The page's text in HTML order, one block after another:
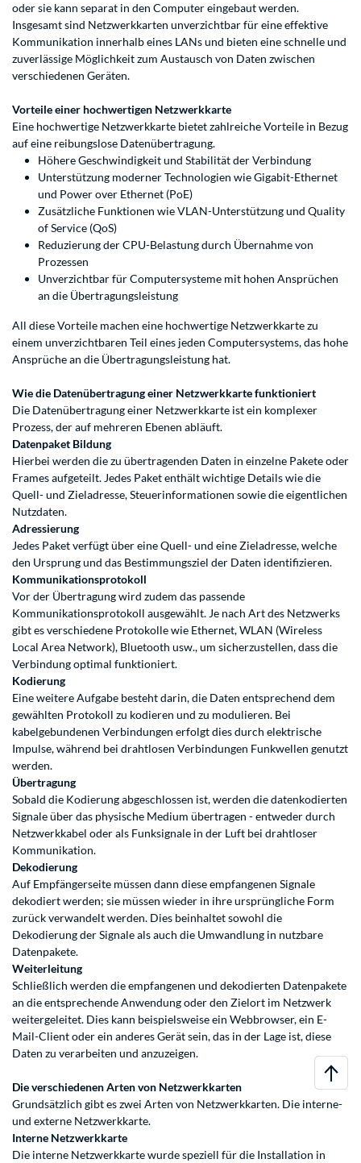
oder sie kann separat in den Computer eingebaut werden.
Insgesamt sind Netzwerkkarten unverzichtbar für eine effektive
Kommunikation innerhalb eines LANs und bieten eine schnelle und
zuverlässige Möglichkeit zum Austausch von Daten zwischen
verschiedenen Geräten.
Vorteile einer hochwertigen Netzwerkkarte
Eine hochwertige Netzwerkkarte bietet zahlreiche Vorteile in Bezug
auf eine reibungslose Datenübertragung.
Höhere Geschwindigkeit und Stabilität der Verbindung
Unterstützung moderner Technologien wie Gigabit-Ethernet
und Power over Ethernet (PoE)
Zusätzliche Funktionen wie VLAN-Unterstützung und Quality
of Service (QoS)
Reduzierung der CPU-Belastung durch Übernahme von
Prozessen
Unverzichtbar für Computersysteme mit hohen Ansprüchen
an die Übertragungsleistung
All diese Vorteile machen eine hochwertige Netzwerkkarte zu
einem unverzichtbaren Teil eines jeden Computersystems, das hohe
Ansprüche an die Übertragungsleistung hat.
Wie die Datenübertragung einer Netzwerkkarte funktioniert
Die Datenübertragung einer Netzwerkkarte ist ein komplexer
Prozess, der auf mehreren Ebenen abläuft.
Datenpaket Bildung
Hierbei werden die zu übertragenden Daten in einzelne Pakete oder
Frames aufgeteilt. Jedes Paket enthält wichtige Details wie die
Quell- und Zieladresse, Steuerinformationen sowie die eigentlichen
Nutzdaten.
Adressierung
Jedes Paket verfügt über eine Quell- und eine Zieladresse, welche
den Ursprung und das Bestimmungsziel der Daten identifizieren.
Kommunikationsprotokoll
Vor der Übertragung wird zudem das passende
Kommunikationsprotokoll ausgewählt. Je nach Art des Netzwerks
gibt es verschiedene Protokolle wie Ethernet, WLAN (Wireless
Local Area Network), Bluetooth usw., um sicherzustellen, dass die
Verbindung optimal funktioniert.
Kodierung
Eine weitere Aufgabe besteht darin, die Daten entsprechend dem
gewählten Protokoll zu kodieren und zu modulieren. Bei
kabelgebundenen Verbindungen erfolgt dies durch elektrische
Impulse, während bei drahtlosen Verbindungen Funkwellen genutzt
werden.
Übertragung
Sobald die Kodierung abgeschlossen ist, werden die datenkodierten
Signale über das physische Medium übertragen - entweder durch
Netzwerkkabel oder als Funksignale in der Luft bei drahtloser
Kommunikation.
Dekodierung
Auf Empfängerseite müssen dann diese empfangenen Signale
dekodiert werden; sie müssen wieder in ihre ursprüngliche Form
zurück verwandelt werden. Dies beinhaltet sowohl die
Dekodierung der Signale als auch die Umwandlung in nutzbare
Datenpakete.
Weiterleitung
Schließlich werden die empfangenen und dekodierten Datenpakete
an die entsprechende Anwendung oder den Zielort im Netzwerk
weitergeleitet. Dies kann beispielsweise ein Webbrowser, ein E-
Mail-Client oder ein anderes Gerät sein, das in der Lage ist, diese
Daten zu verarbeiten und anzuzeigen.
Die verschiedenen Arten von Netzwerkkarten
Grundsätzlich gibt es zwei Arten von Netzwerkkarten. Die interne-
und externe Netzwerkkarte.
Interne Netzwerkkarte
Die interne Netzwerkkarte wurde speziell für die Installation in